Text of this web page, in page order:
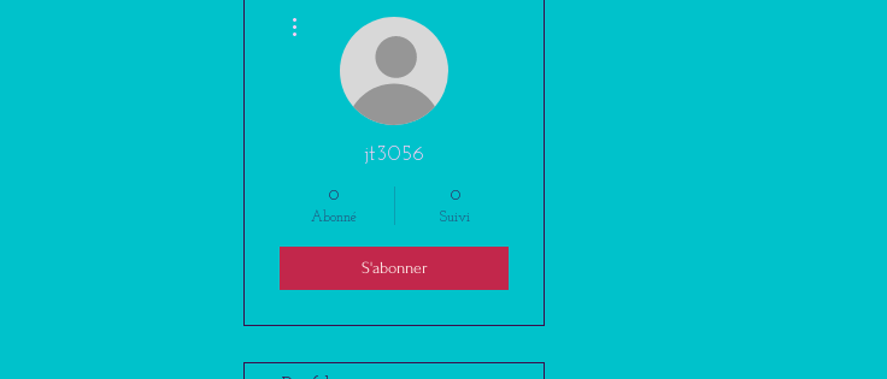
jt3056
0
Abonné
0
Suivi
S'abonner